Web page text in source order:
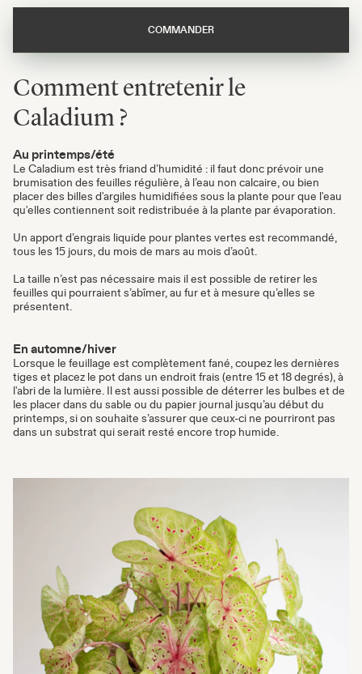
COMMANDER
Comment entretenir le
Caladium ?
Au printemps/été
Le Caladium est très friand d’humidité : il faut donc prévoir une
brumisation des feuilles régulière, à l’eau non calcaire, ou bien
placer des billes d'argiles humidifiées sous la plante pour que l'eau
qu'elles contiennent soit redistribuée à la plante par évaporation.
Un apport d’engrais liquide pour plantes vertes est recommandé,
tous les 15 jours, du mois de mars au mois d’août.
La taille n’est pas nécessaire mais il est possible de retirer les
feuilles qui pourraient s’abîmer, au fur et à mesure qu’elles se
présentent.
En automne/hiver
Lorsque le feuillage est complètement fané, coupez les dernières
tiges et placez le pot dans un endroit frais (entre 15 et 18 degrés), à
l'abri de la lumière. Il est aussi possible de déterrer les bulbes et de
les placer dans du sable ou du papier journal jusqu’au début du
printemps, si on souhaite s’assurer que ceux-ci ne pourriront pas
dans un substrat qui serait resté encore trop humide.